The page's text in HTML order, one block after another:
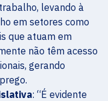
levando à
em setores como
que atuam em
não têm acesso
gerando
: “É evidente